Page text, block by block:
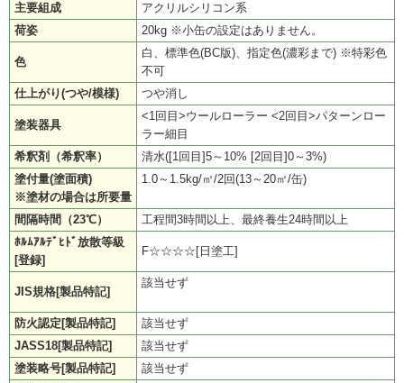
主要組成
アクリルシリコン系
荷姿
20kg ※小缶の設定はありません。
色
白、標準色(BC版)、指定色(濃彩まで) ※特彩色
不可
仕上がり(つや/模様)
つや消し
塗装器具
<1回目>ウールローラー <2回目>パターンロー
ラー細目
希釈剤（希釈率）
清水([1回目]5～10% [2回目]0～3%)
塗付量(塗面積)
※塗材の場合は所要量
1.0～1.5kg/㎡/2回(13～20㎡/缶)
間隔時間（23℃）
工程間3時間以上、最終養生24時間以上
ﾎﾙﾑｱﾙﾃﾞﾋﾄﾞ放散等級
[登録]
F☆☆☆☆[日塗工]
JIS規格[製品特記]
該当せず
防火認定[製品特記]
該当せず
JASS18[製品特記]
該当せず
塗装略号[製品特記]
該当せず